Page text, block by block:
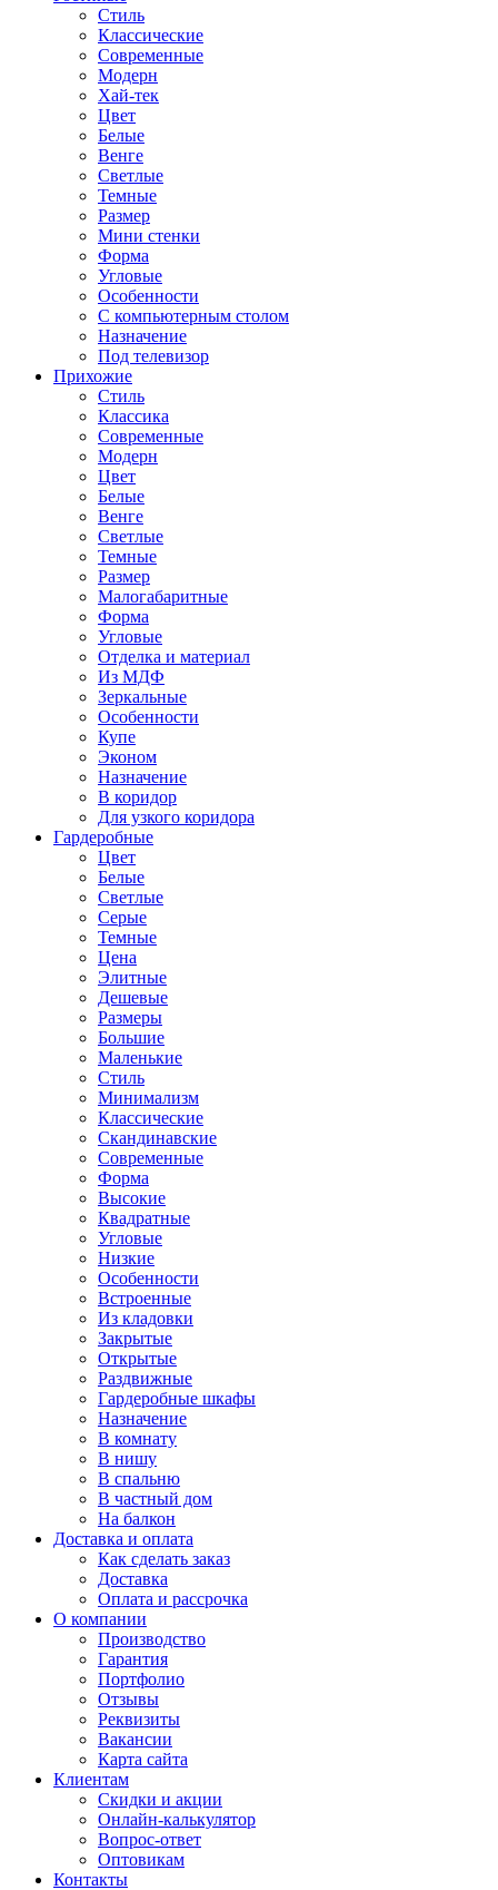
Стиль
Классические
Современные
Модерн
Хай-тек
Цвет
Белые
Венге
Светлые
Темные
Размер
Мини стенки
Форма
Угловые
Особенности
С компьютерным столом
Назначение
Под телевизор
Прихожие
Стиль
Классика
Современные
Модерн
Цвет
Белые
Венге
Светлые
Темные
Размер
Малогабаритные
Форма
Угловые
Отделка и материал
Из МДФ
Зеркальные
Особенности
Купе
Эконом
Назначение
В коридор
Для узкого коридора
Гардеробные
Цвет
Белые
Светлые
Серые
Темные
Цена
Элитные
Дешевые
Размеры
Большие
Маленькие
Стиль
Минимализм
Классические
Скандинавские
Современные
Форма
Высокие
Квадратные
Угловые
Низкие
Особенности
Встроенные
Из кладовки
Закрытые
Открытые
Раздвижные
Гардеробные шкафы
Назначение
В комнату
В нишу
В спальню
В частный дом
На балкон
Доставка и оплата
Как сделать заказ
Доставка
Оплата и рассрочка
О компании
Производство
Гарантия
Портфолио
Отзывы
Реквизиты
Вакансии
Карта сайта
Клиентам
Скидки и акции
Онлайн-калькулятор
Вопрос-ответ
Оптовикам
Контакты